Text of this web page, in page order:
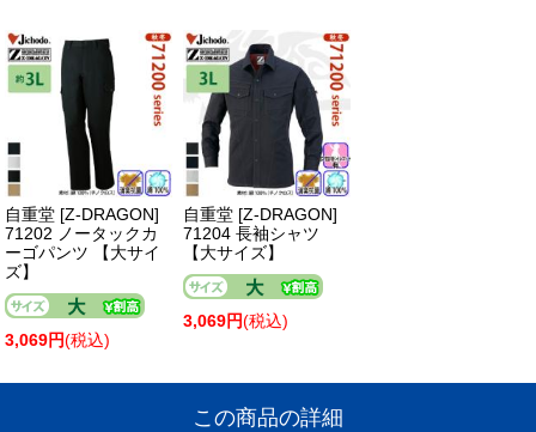
自重堂 [Z-DRAGON]
71202 ノータックカ
ーゴパンツ 【大サイ
ズ】
3,069円(税込)
自重堂 [Z-DRAGON]
71204 長袖シャツ
【大サイズ】
3,069円(税込)
この商品の詳細